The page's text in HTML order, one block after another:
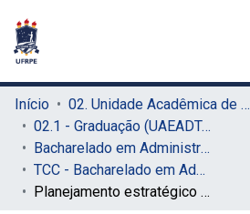
Início
02. Unidade Acadêmica de Educação a Distância e Tecnologia (UAEADTec)
02.1 - Graduação (UAEADTec)
Bacharelado em Administração Pública (UAEADTec)
TCC - Bacharelado em Administração Pública (UAEADTec)
Planejamento estratégico das políticas públicas para atenção primária à saúde no estado de Pernambuco